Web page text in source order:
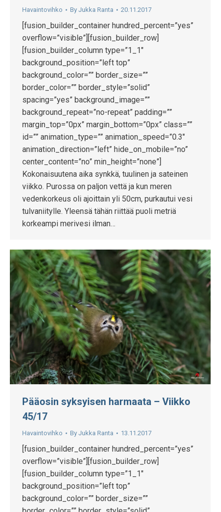
Havaintovihko By Jukka Ranta 20.11.2017
[fusion_builder_container hundred_percent=”yes”
overflow=”visible”][fusion_builder_row]
[fusion_builder_column type=”1_1″
background_position=”left top”
background_color=”” border_size=””
border_color=”” border_style=”solid”
spacing=”yes” background_image=””
background_repeat=”no-repeat” padding=””
margin_top=”0px” margin_bottom=”0px” class=””
id=”” animation_type=”” animation_speed=”0.3″
animation_direction=”left” hide_on_mobile=”no”
center_content=”no” min_height=”none”]
Kokonaisuutena aika synkkä, tuulinen ja sateinen
viikko. Purossa on paljon vettä ja kun meren
vedenkorkeus oli ajoittain yli 50cm, purkautui vesi
tulvaniitylle. Yleensä tähän riittää puoli metriä
korkeampi merivesi ilman…
Pääosin syksyisen harmaata – Viikko
45/17
Havaintovihko By Jukka Ranta 13.11.2017
[fusion_builder_container hundred_percent=”yes”
overflow=”visible”][fusion_builder_row]
[fusion_builder_column type=”1_1″
background_position=”left top”
background_color=”” border_size=””